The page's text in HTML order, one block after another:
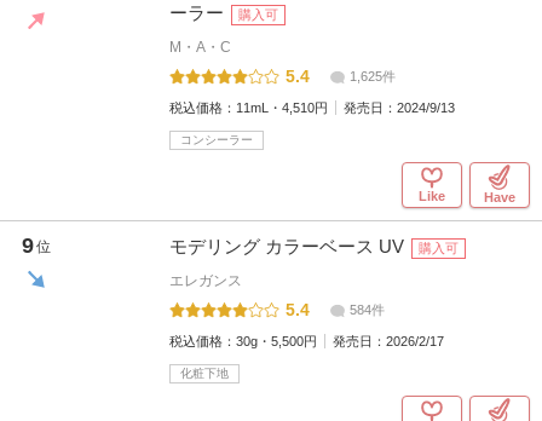
ーラー
購入可
M・A・C
5.4 1,625件
税込価格： 11mL・4,510円 発売日： 2024/9/13
コンシーラー
Like Have
9位 モデリング カラーベース UV 購入可
エレガンス
5.4 584件
税込価格： 30g・5,500円 発売日： 2026/2/17
化粧下地